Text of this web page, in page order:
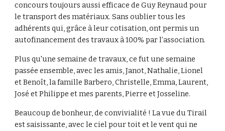
concours toujours aussi efficace de Guy Reynaud pour
le transport des matériaux. Sans oublier tous les
adhérents qui, grâce à leur cotisation, ont permis un
autofinancement des travaux à 100% par l’association.
Plus qu'une semaine de travaux, ce fut une semaine
passée ensemble, avec les amis, Janot, Nathalie, Lionel
et Benoît, la famille Barbero, Christelle, Emma, Laurent,
José et Philippe et mes parents, Pierre et Josseline.
Beaucoup de bonheur, de convivialité ! La vue du Tirail
est saisissante, avec le ciel pour toit et le vent qui ne